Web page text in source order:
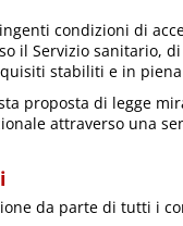
condizioni di
il Servizio sanitario,
stabiliti e in
proposta di legge
attraverso una
da parte di tutti i